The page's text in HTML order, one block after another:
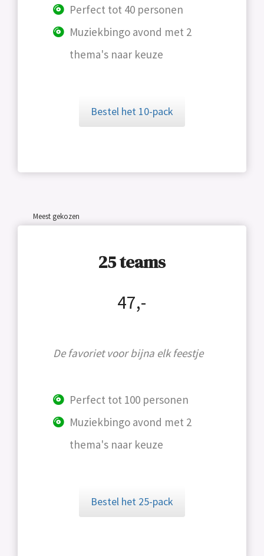
Perfect tot 40 personen
Muziekbingo avond met 2
thema's naar keuze
Bestel het 10-pack
Meest gekozen
25 teams
47,-
De favoriet voor bijna elk feestje
Perfect tot 100 personen
Muziekbingo avond met 2
thema's naar keuze
Bestel het 25-pack